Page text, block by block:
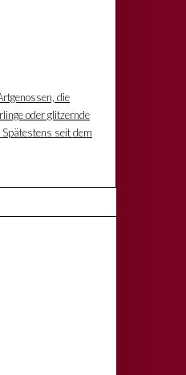
die
oder glitzernde
seit dem